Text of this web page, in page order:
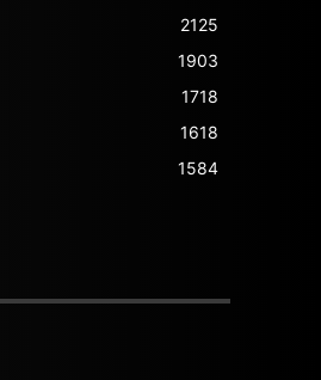
2125
1903
1718
1618
1584